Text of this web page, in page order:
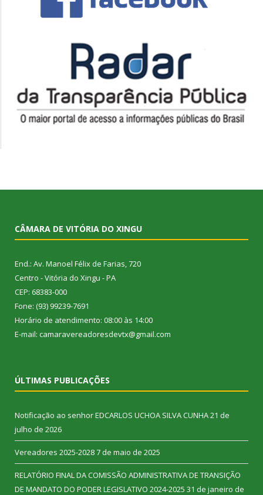
CÂMARA DE VITÓRIA DO XINGU
End.: Av. Manoel Félix de Farias, 720
Centro - Vitória do Xingu - PA
CEP: 68383-000
Fone: (93) 99239-7691
Horário de atendimento: 08:00 às 14:00
E-mail: camaravereadoresdevtx@gmail.com
ÚLTIMAS PUBLICAÇÕES
Notificação ao senhor EDCARLOS UCHOA SILVA CUNHA21 de
julho de 2026
Vereadores 2025-20287 de maio de 2025
RELATÓRIO FINAL DA COMISSÃO ADMINISTRATIVA DE TRANSIÇÃO
DE MANDATO DO PODER LEGISLATIVO 2024-2025 31 de janeiro de